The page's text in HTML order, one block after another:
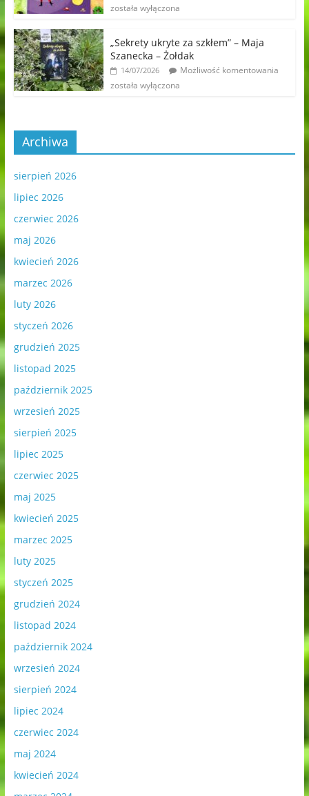
została wyłączona
„Sekrety ukryte za szkłem” – Maja
Szanecka – Żołdak
14/07/2026
Możliwość komentowania
została wyłączona
Archiwa
sierpień 2026
lipiec 2026
czerwiec 2026
maj 2026
kwiecień 2026
marzec 2026
luty 2026
styczeń 2026
grudzień 2025
listopad 2025
październik 2025
wrzesień 2025
sierpień 2025
lipiec 2025
czerwiec 2025
maj 2025
kwiecień 2025
marzec 2025
luty 2025
styczeń 2025
grudzień 2024
listopad 2024
październik 2024
wrzesień 2024
sierpień 2024
lipiec 2024
czerwiec 2024
maj 2024
kwiecień 2024